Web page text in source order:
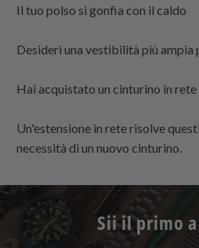
Il tuo polso si gonfia con il caldo
Desideri una vestibilità più ampia
Hai acquistato un cinturino in
Un'estensione in rete risolve
necessità di un nuovo cinturino.
Sii il primo